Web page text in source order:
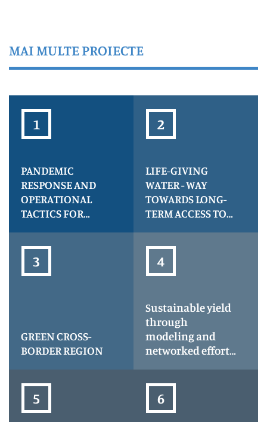
MAI MULTE PROIECTE
PANDEMIC
RESPONSE AND
OPERATIONAL
TACTICS FOR
AND TRACKING,
acronim PROTECT
LIFE-GIVING
WATER - WAY
TOWARDS LONG-
TERM ACCESS TO
GREEN CROSS-
BORDER REGION
Sustainable yield
through
modeling and
networked efforts
underlying
community